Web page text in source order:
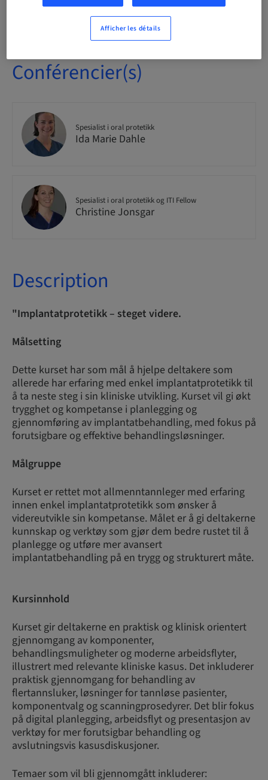
4/30 disponible
Conférencier(s)
Spesialist i oral protetikk
Ida Marie Dahle
Spesialist i oral protetikk og ITI Fellow
Christine Jonsgar
Description
"Implantatprotetikk – steget videre.
Målsetting
Dette kurset har som mål å hjelpe deltakere som
allerede har erfaring med enkel implantatprotetikk til
å ta neste steg i sin kliniske utvikling. Kurset vil gi økt
trygghet og kompetanse i planlegging og
gjennomføring av implantatbehandling, med fokus på
forutsigbare og effektive behandlingsløsninger.
Målgruppe
Kurset er rettet mot allmenntannleger med erfaring
innen enkel implantatprotetikk som ønsker å
videreutvikle sin kompetanse. Målet er å gi deltakerne
kunnskap og verktøy som gjør dem bedre rustet til å
planlegge og utføre mer avansert
implantatbehandling på en trygg og strukturert måte.
Kursinnhold
Kurset gir deltakerne en praktisk og klinisk orientert
gjennomgang av komponenter,
behandlingsmuligheter og moderne arbeidsflyter,
illustrert med relevante kliniske kasus. Det inkluderer
praktisk gjennomgang for behandling av
flertannsluker, løsninger for tannløse pasienter,
komponentvalg og scanningprosedyrer. Det blir fokus
på digital planlegging, arbeidsflyt og presentasjon av
verktøy for mer forutsigbar behandling og
avslutningsvis kasusdiskusjoner.
Temaer som vil bli gjennomgått inkluderer:
Afficher les détails